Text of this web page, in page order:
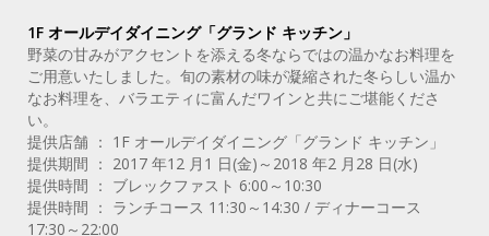
1F オールデイダイニング「グランド キッチン」
野菜の甘みがアクセントを添える冬ならではの温かなお料理を
ご用意いたしました。旬の素材の味が凝縮された冬らしい温か
なお料理を、バラエティに富んだワインと共にご堪能くださ
い。
提供店舗 ： 1F オールデイダイニング「グランド キッチン」
提供期間 ： 2017 年12 月1 日(金)～2018 年2 月28 日(水)
提供時間 ： ブレックファスト 6:00～10:30
提供時間 ： ランチコース 11:30～14:30 / ディナーコース
17:30～22:00